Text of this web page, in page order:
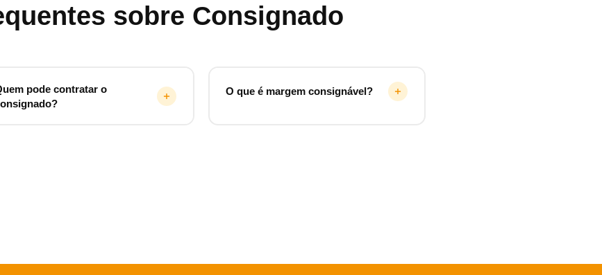
sobre Consignado
pode contratar o
O que é margem consignável?